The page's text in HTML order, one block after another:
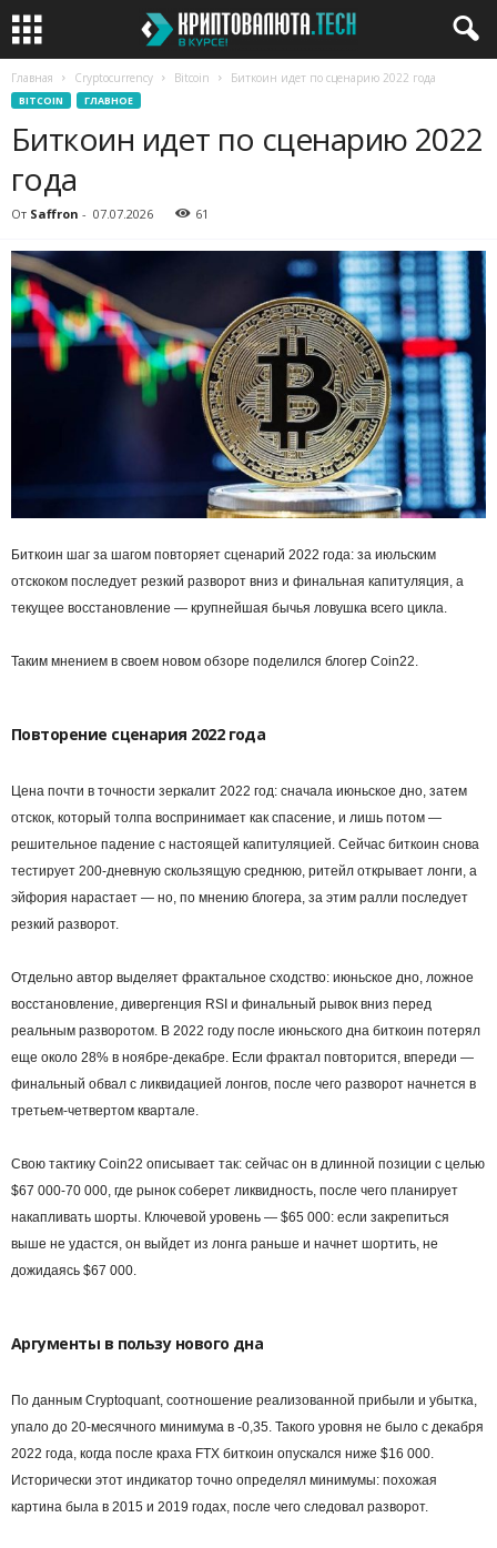
Главная Cryptocurrency Bitcoin Биткоин идет по сценарию 2022 года
BITCOIN ГЛАВНОЕ
Биткоин идет по сценарию 2022
года
От Saffron - 07.07.2026 61
Биткоин шаг за шагом повторяет сценарий 2022 года: за июльским
отскоком последует резкий разворот вниз и финальная капитуляция, а
текущее восстановление — крупнейшая бычья ловушка всего цикла.
Таким мнением в своем новом обзоре поделился блогер Coin22.
Повторение сценария 2022 года
Цена почти в точности зеркалит 2022 год: сначала июньское дно, затем
отскок, который толпа воспринимает как спасение, и лишь потом —
решительное падение с настоящей капитуляцией. Сейчас биткоин снова
тестирует 200-дневную скользящую среднюю, ритейл открывает лонги, а
эйфория нарастает — но, по мнению блогера, за этим ралли последует
резкий разворот.
Отдельно автор выделяет фрактальное сходство: июньское дно, ложное
восстановление, дивергенция RSI и финальный рывок вниз перед
реальным разворотом. В 2022 году после июньского дна биткоин потерял
еще около 28% в ноябре-декабре. Если фрактал повторится, впереди —
финальный обвал с ликвидацией лонгов, после чего разворот начнется в
третьем-четвертом квартале.
Свою тактику Coin22 описывает так: сейчас он в длинной позиции с целью
$67 000-70 000, где рынок соберет ликвидность, после чего планирует
накапливать шорты. Ключевой уровень — $65 000: если закрепиться
выше не удастся, он выйдет из лонга раньше и начнет шортить, не
дожидаясь $67 000.
Аргументы в пользу нового дна
По данным Cryptoquant, соотношение реализованной прибыли и убытка,
упало до 20-месячного минимума в -0,35. Такого уровня не было с декабря
2022 года, когда после краха FTX биткоин опускался ниже $16 000.
Исторически этот индикатор точно определял минимумы: похожая
картина была в 2015 и 2019 годах, после чего следовал разворот.